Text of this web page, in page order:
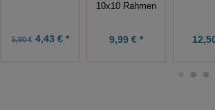
5,90 €4,43 € *
10x10 Rahmen
9,99 € *